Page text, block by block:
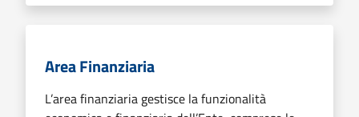
Area Finanziaria
L’area finanziaria gestisce la funzionalità